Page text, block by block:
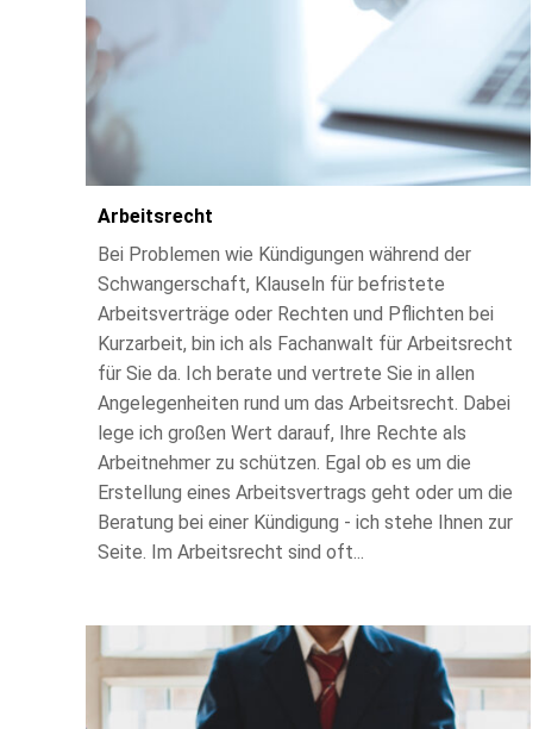
Arbeitsrecht
Bei Problemen wie Kündigungen während der
Schwangerschaft, Klauseln für befristete
Arbeitsverträge oder Rechten und Pflichten bei
Kurzarbeit, bin ich als Fachanwalt für Arbeitsrecht
für Sie da. Ich berate und vertrete Sie in allen
Angelegenheiten rund um das Arbeitsrecht. Dabei
lege ich großen Wert darauf, Ihre Rechte als
Arbeitnehmer zu schützen. Egal ob es um die
Erstellung eines Arbeitsvertrags geht oder um die
Beratung bei einer Kündigung - ich stehe Ihnen zur
Seite. Im Arbeitsrecht sind oft...